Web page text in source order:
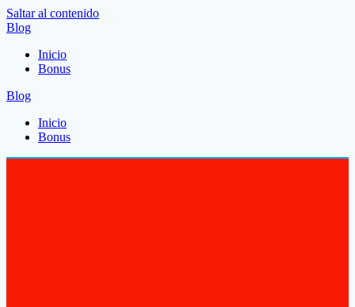
Saltar al contenido
Blog
Inicio
Bonus
Blog
Inicio
Bonus